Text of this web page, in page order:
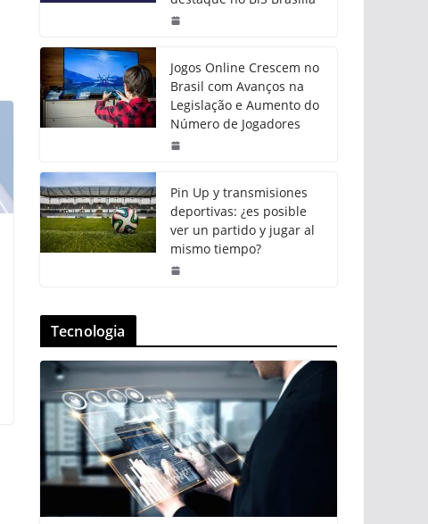
Jogos Online Crescem no
Brasil com Avanços na
Legislação e Aumento do
Número de Jogadores
Pin Up y transmisiones
deportivas: ¿es posible
ver un partido y jugar al
mismo tiempo?
Tecnologia